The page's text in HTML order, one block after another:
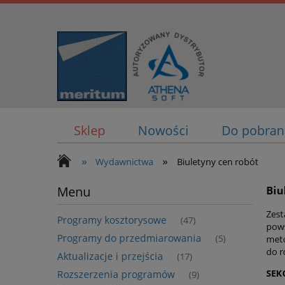
Sklep Nowości Do
» Wydawnictwa » Biuletyny cen robót
Menu
Programy kosztorysowe (47)
Programy do przedmiarowania (5)
Aktualizacje i przejścia (17)
Rozszerzenia programów (9)
do